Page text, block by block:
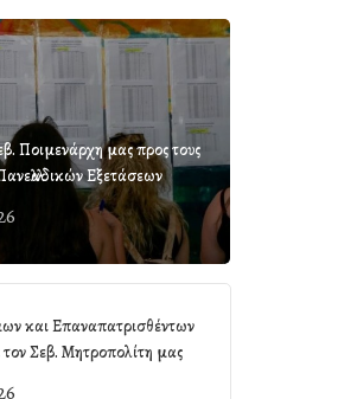
Ποιμενάρχη μας προς τους
Εξετάσεων
και Επαναπατρισθέντων
Σεβ. Μητροπολίτη μας